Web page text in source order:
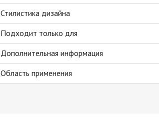
Стилистика дизайна
Подходит только для
Дополнительная информация
Область применения